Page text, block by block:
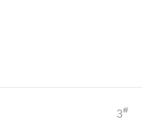
3#